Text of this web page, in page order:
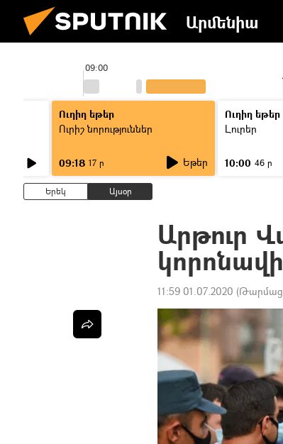
Արմենիա
09:00
Ուղիղ եթեր
Ուրիշ նորություններ
09:18 17 ր Եթեր
Ուղիղ եթեր
Լուրեր
10:00 46 ր
Երեկ Այսօր
Արթուր
11:59 01.07.2020